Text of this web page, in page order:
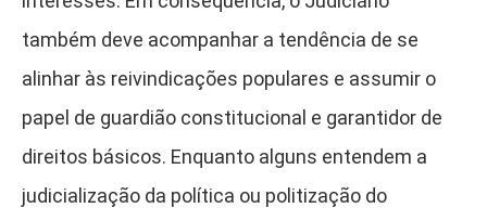
também deve acompanhar a tendência de se
alinhar às reivindicações populares e assumir o
papel de guardião constitucional e garantidor de
direitos básicos. Enquanto alguns entendem a
judicialização da política ou politização do